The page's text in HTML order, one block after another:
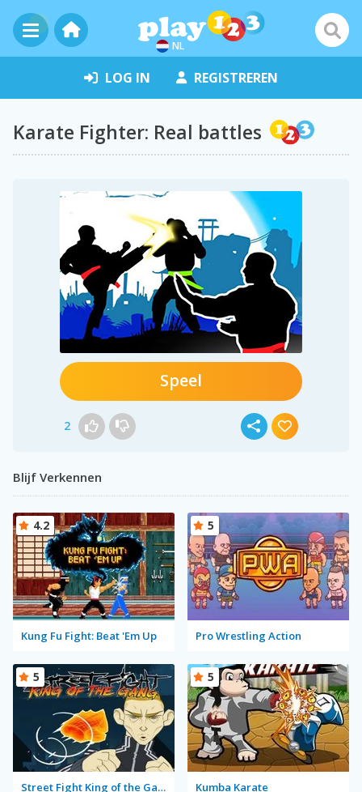
NL
LOG IN REGISTREREN
Karate Fighter: Real battles
Speel
2
Blijf Verkennen
Kung Fu Fight: Beat 'Em Up
4.2
Pro Wrestling Action
5
Street Fight King of the Gang
5
Kumba Karate
5